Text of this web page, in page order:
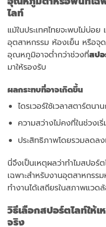
ไลท์
แม้ในประเทศไทยจะพบไม่บ่อ
อุตสาหกรรม ห้องเย็น หรือ
อุณหภูมิอาจต่ำกว่าช่วงที่สป
มาให้รองรับ
ผลกระทบที่อาจเกิดขึ้น
ไดรเวอร์ใช้เวลาสตาร์ตนา
ความสว่างไม่คงที่ในช่วงเ
ประสิทธิภาพโดยรวมลดล
นี่จึงเป็นเหตุผลว่าทำไมสปอ
เฉพาะสำหรับงานอุตสาหกรร
ทำงานได้เสถียรในสภาพแวด
วิธีเลือกสปอร์ตไลท์ให้
จริง